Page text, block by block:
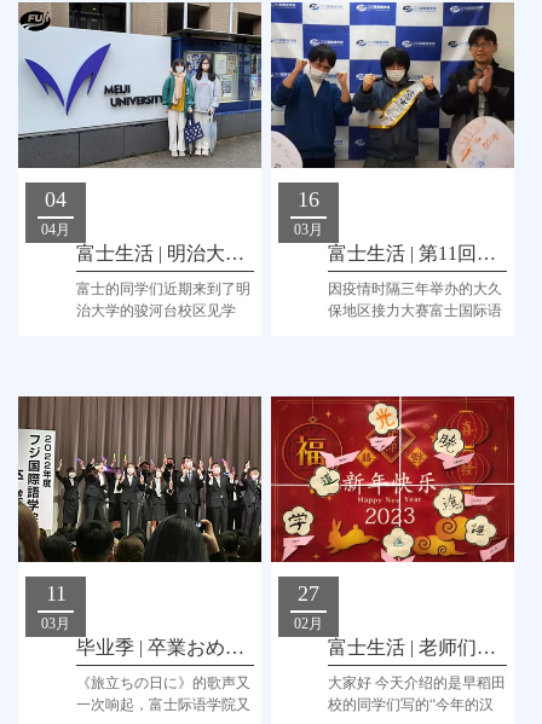
04
04月
富士生活 | 明治大学见学
富士的同学们近期来到了明
治大学的骏河台校区见学
16
03月
富士生活 | 第11回箱根山駅伝大会出場！
因疫情时隔三年举办的大久
保地区接力大赛富士国际语
11
03月
毕业季 | 卒業おめでとう！
《旅立ちの日に》的歌声又
一次响起，富士际语学院又
27
02月
富士生活 | 老师们的“今年的汉字”
大家好 今天介绍的是早稻田
校的同学们写的“今年的汉